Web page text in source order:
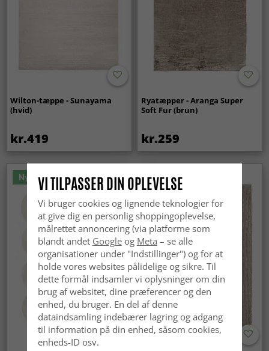
Wilton-tæppe - Sunayama
(hvid)
kr.419
Ryatæpper - Aranga Super
Soft Fur (brun)
kr.259
NyhedVI TILPASSER DIN OPLEVELSE
Vi bruger cookies og lignende teknologier for
at give dig en personlig shoppingoplevelse,
målrettet annoncering (via platforme som
blandt andet Googleog Meta – se alle
organisationer under "Indstillinger") og for at
holde vores websites pålidelige og sikre. Til
dette formål indsamler vi oplysninger om din
brug af websitet, dine præferencer og den
enhed, du bruger. En del af denne
dataindsamling indebærer lagring og adgang
til information på din enhed, såsom cookies,
enheds-ID osv.